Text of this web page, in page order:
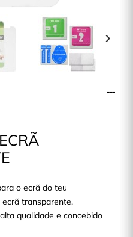

o ecrã do teu
transparente.
qualidade e concebido